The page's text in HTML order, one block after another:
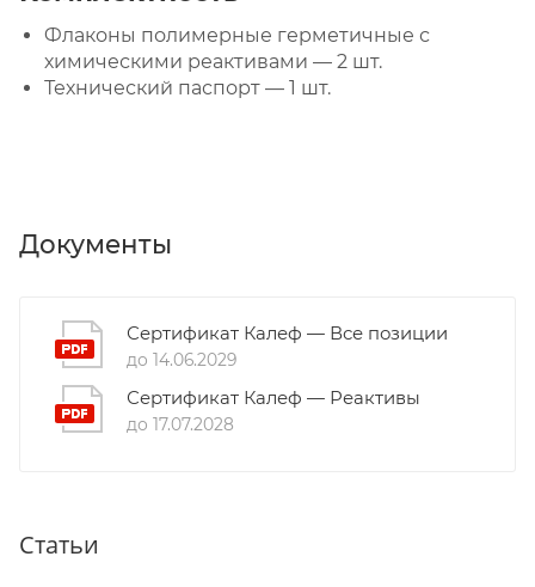
Флаконы полимерные герметичные с
химическими реактивами — 2 шт.
Технический паспорт — 1 шт.
Документы
Сертификат Калеф — Все позиции
до 14.06.2029
Сертификат Калеф — Реактивы
до 17.07.2028
Статьи